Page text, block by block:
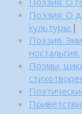
Поэзия. О
культуры. |
Поэзия.
ностальгия. |
Поэмы,